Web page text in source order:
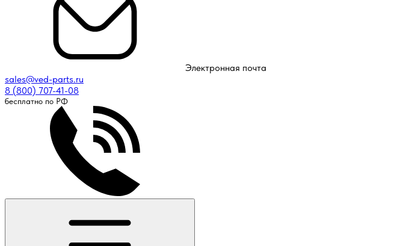
Электронная почта
sales@ved-parts.ru
8 (800) 707-41-08
бесплатно по РФ